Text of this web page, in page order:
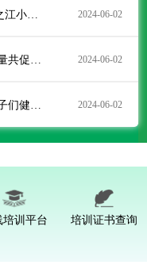
习近平回信勉励四川省南充市嘉陵区之江小学学生 祝全国小朋友们“六一”国际儿童节快乐 2024-06-02
牢记习近平总书记嘱托 凝聚全社会力量共促儿童健康成长全面发展 2024-06-02
谌贻琴：用心用情关爱少年儿童 让孩子们健康快乐成长 2024-06-02
2021-10-10
培训平台 培训证书查询